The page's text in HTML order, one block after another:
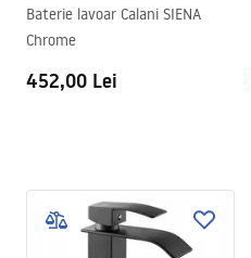
Baterie lavoar Calani SIENA
Chrome
452,00 Lei